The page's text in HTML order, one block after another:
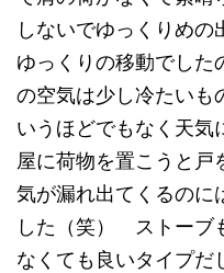
しないでゆっくりめ
ゆっくりの移動でした
の空気は少し冷たいも
いうほどでもなく天気
屋に荷物を置こうと戸
気が漏れ出てくるのに
した（笑） ストーブ
なくても良いタイプだ